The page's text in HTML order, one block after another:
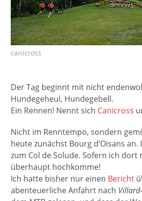
canicross
Der Tag beginnt mit nicht
Hundegeheul, Hundegebell.
Ein Rennen! Nennt sich Canicross
Nicht im Renntempo, sondern
heute zunächst Bourg d’Oisans
zum Col de Solude. Sofern ich dort
überhaupt hochkomme!
Ich hatte bisher nur einen Bericht
abenteuerliche Anfahrt nach